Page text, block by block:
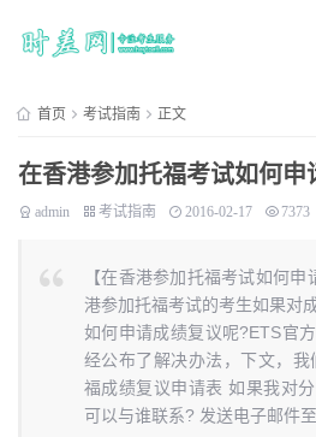
首页 考试指南 正文
在香港参加托福考试如何申
admin 考试指南 2016-02-17 7373
【在香港参加托福考试如何
港参加托福考试的考生如果对
如何申请成绩复议呢?ETS官
经公布了解决办法，下文，
福成绩复议申请表 如果我对分
可以与谁联系? 发送电子邮件至